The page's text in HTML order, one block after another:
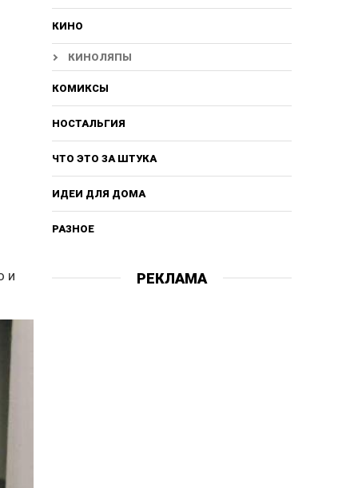
и
КИНО
КИНОЛЯПЫ
КОМИКСЫ
НОСТАЛЬГИЯ
ЧТО ЭТО ЗА ШТУКА
ИДЕИ ДЛЯ ДОМА
РАЗНОЕ
РЕКЛАМА